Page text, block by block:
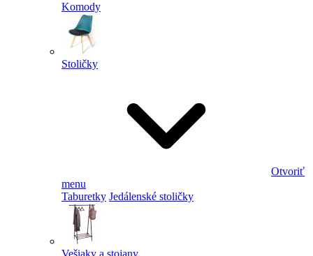
Komody
Stoličky
Otvoriť
menu
Taburetky Jedálenské stoličky
Vešiaky a stojany